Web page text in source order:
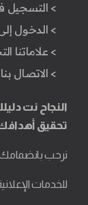
> التسجيل
> الدخول
> علاماتنا
> الاتصال بنا
النجاح نت
تحقيق
نرحب بانضمامك
للخدمات